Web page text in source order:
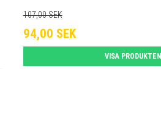
107,00 SEK
94,00 SEK
VISA PRODUKTEN